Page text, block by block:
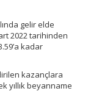
gelir elde
2022 tarihinden
kadar
kazançlara
yıllık beyanname